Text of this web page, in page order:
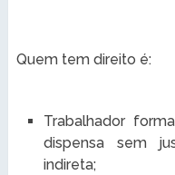
Quem tem direito é:
Trabalhador
dispensa sem
indireta;